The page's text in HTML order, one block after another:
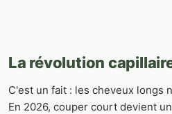
La révolution
C'est un fait : les cheveux longs
En 2026, couper court devient